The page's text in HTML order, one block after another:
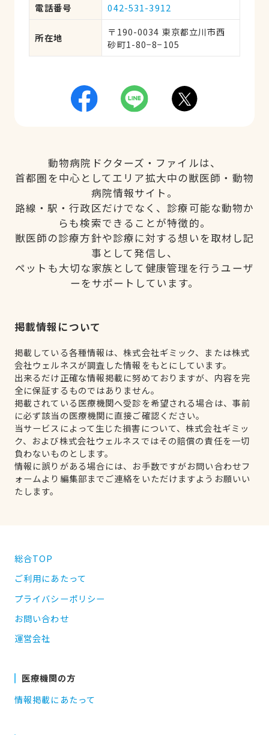
電話番号
042-531-3912
所在地
〒190-0034 東京都立川市西
砂町1-80−8−105
動物病院ドクターズ・ファイルは、
首都圏を中心としてエリア拡大中の獣医師・動物
病院情報サイト。
路線・駅・行政区だけでなく、診療可能な動物か
らも検索できることが特徴的。
獣医師の診療方針や診療に対する想いを取材し記
事として発信し、
ペットも大切な家族として健康管理を行うユーザ
ーをサポートしています。
掲載情報について
掲載している各種情報は、株式会社ギミック、または株式
会社ウェルネスが調査した情報をもとにしています。
出来るだけ正確な情報掲載に努めておりますが、内容を完
全に保証するものではありません。
掲載されている医療機関へ受診を希望される場合は、事前
に必ず該当の医療機関に直接ご確認ください。
当サービスによって生じた損害について、株式会社ギミッ
ク、および株式会社ウェルネスではその賠償の責任を一切
負わないものとします。
情報に誤りがある場合には、お手数ですがお問い合わせフ
ォームより編集部までご連絡をいただけますようお願いい
たします。
総合TOP
ご利用にあたって
プライバシーポリシー
お問い合わせ
運営会社
医療機関の方
情報掲載にあたって